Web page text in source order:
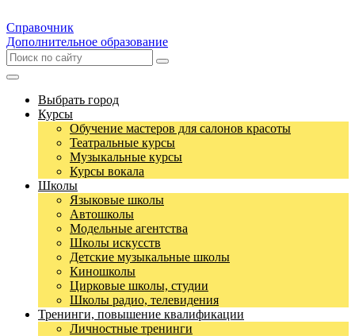
Справочник
Дополнительное образование
Выбрать город
Курсы
Обучение мастеров для салонов красоты
Театральные курсы
Музыкальные курсы
Курсы вокала
Школы
Языковые школы
Автошколы
Модельные агентства
Школы искусств
Детские музыкальные школы
Киношколы
Цирковые школы, студии
Школы радио, телевидения
Тренинги, повышение квалификации
Личностные тренинги